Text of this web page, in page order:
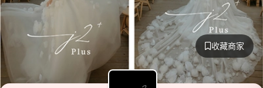
收藏商家